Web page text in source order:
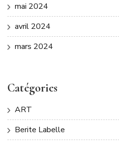
mai 2024
avril 2024
mars 2024
Catégories
ART
Berite Labelle